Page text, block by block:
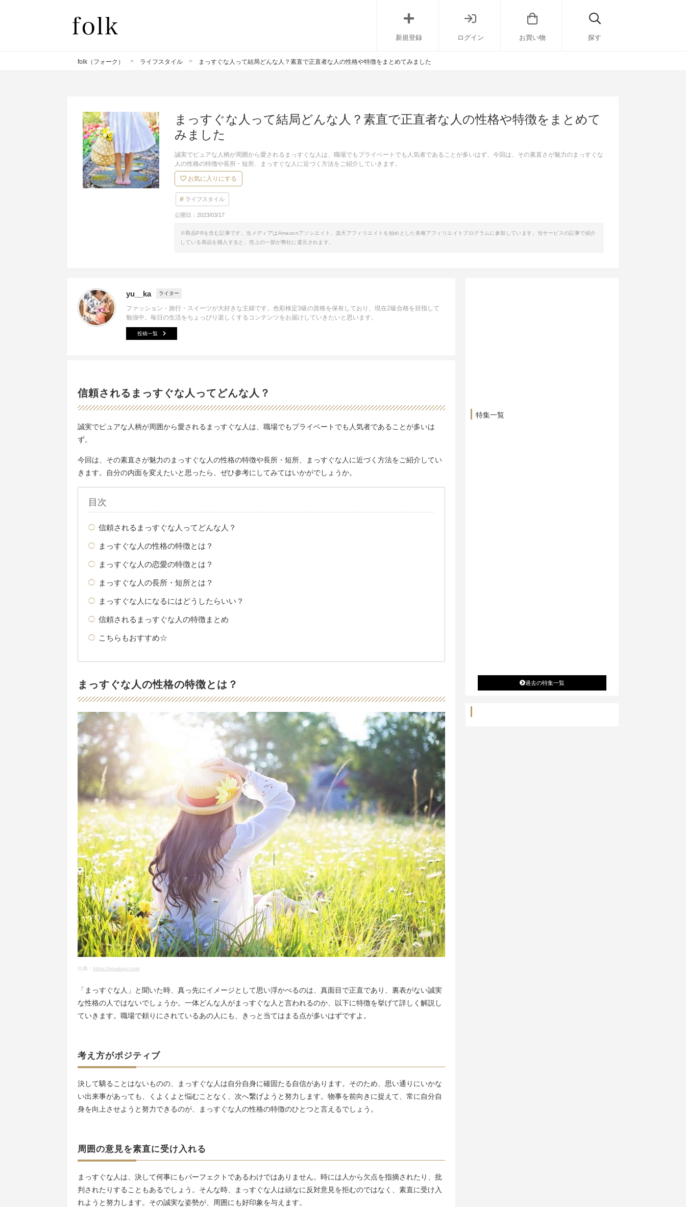
新規登録 ログイン お買い物 探す
folk（フォーク） ライフスタイル まっすぐな人って結局どんな人？素直で正直者な人の性格や特徴をまとめてみました
まっすぐな人って結局どんな人？素直で正直者な人の性格や特徴をまとめて
みました
誠実でピュアな人柄が周囲から愛されるまっすぐな人は、職場でもプライベートでも人気者であることが多いはず。今回は、その素直さが魅力のまっすぐな
人の性格の特徴や長所・短所、まっすぐな人に近づく方法をご紹介していきます。
お気に入りにする
ライフスタイル
公開日： 2023/03/17
※商品PRを含む記事です。当メディアはAmazonアソシエイト、楽天アフィリエイトを始めとした各種アフィリエイトプログラムに参加しています。当サービスの記事で紹介
している商品を購入すると、売上の一部が弊社に還元されます。
yu__ka ライター
ファッション・旅行・スイーツが大好きな主婦です。色彩検定3級の資格を保有しており、現在2級合格を目指して
勉強中。毎日の生活をちょっぴり楽しくするコンテンツをお届けしていきたいと思います。
投稿一覧
信頼されるまっすぐな人ってどんな人？
誠実でピュアな人柄が周囲から愛されるまっすぐな人は、職場でもプライベートでも人気者であることが多いは
ず。
今回は、その素直さが魅力のまっすぐな人の性格の特徴や長所・短所、まっすぐな人に近づく方法をご紹介してい
きます。自分の内面を変えたいと思ったら、ぜひ参考にしてみてはいかがでしょうか。
目次
信頼されるまっすぐな人ってどんな人？
まっすぐな人の性格の特徴とは？
まっすぐな人の恋愛の特徴とは？
まっすぐな人の長所・短所とは？
まっすぐな人になるにはどうしたらいい？
信頼されるまっすぐな人の特徴まとめ
こちらもおすすめ☆
まっすぐな人の性格の特徴とは？
出典： https://pixabay.com/
「まっすぐな人」と聞いた時、真っ先にイメージとして思い浮かべるのは、真面目で正直であり、裏表がない誠実
な性格の人ではないでしょうか。一体どんな人がまっすぐな人と言われるのか、以下に特徴を挙げて詳しく解説し
ていきます。職場で頼りにされているあの人にも、きっと当てはまる点が多いはずですよ。
考え方がポジティブ
決して驕ることはないものの、まっすぐな人は自分自身に確固たる自信があります。そのため、思い通りにいかな
い出来事があっても、くよくよと悩むことなく、次へ繋げようと努力します。物事を前向きに捉えて、常に自分自
身を向上させようと努力できるのが、まっすぐな人の性格の特徴のひとつと言えるでしょう。
周囲の意見を素直に受け入れる
まっすぐな人は、決して何事にもパーフェクトであるわけではありません。時には人から欠点を指摘されたり、批
判されたりすることもあるでしょう。そんな時、まっすぐな人は頑なに反対意見を拒むのではなく、素直に受け入
れようと努力します。その誠実な姿勢が、周囲にも好印象を与えます。
特集一覧
過去の特集一覧